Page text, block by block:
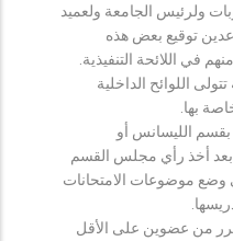
ولرئيس الجامعة ولعميد
توقيع بعض هذه
في اللائحة التنفيذية.
اللوائح الداخلية
بها.
بقسم الليسانس أو
بعد أخذ رأي مجلس القسم
وضع موضوعات الامتحانات
من عضوين على الأقل